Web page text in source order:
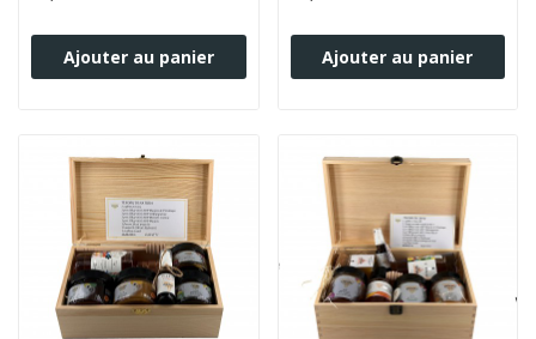
Ajouter au panier Ajouter au panier